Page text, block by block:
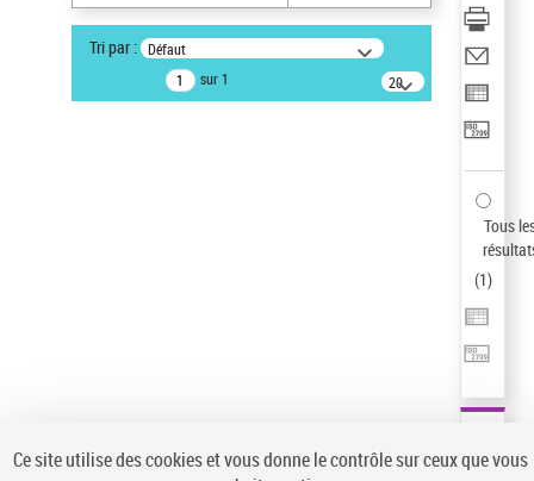
Type de notice d'autorité
Œuvre
Auteur d’œuvre
Tri par : Défaut
sur 1
20
résultats/page
Tous
(1)
Ce site utilise des cookies et vous donne le contrôle sur ceux que vous